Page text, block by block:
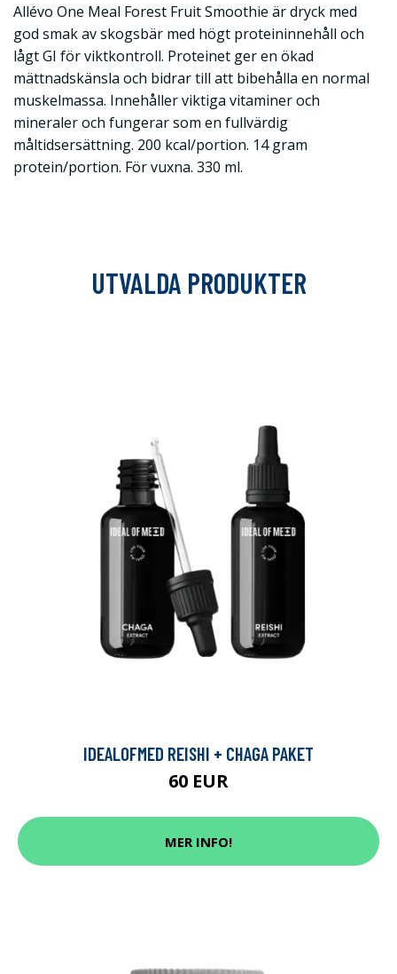
Allévo One Meal Forest Fruit Smoothie är dryck med
god smak av skogsbär med högt proteininnehåll och
lågt GI för viktkontroll. Proteinet ger en ökad
mättnadskänsla och bidrar till att bibehålla en normal
muskelmassa. Innehåller viktiga vitaminer och
mineraler och fungerar som en fullvärdig
måltidsersättning. 200 kcal/portion. 14 gram
protein/portion. För vuxna. 330 ml.
UTVALDA PRODUKTER
IDEALOFMED REISHI + CHAGA PAKET
60 EUR
MER INFO!